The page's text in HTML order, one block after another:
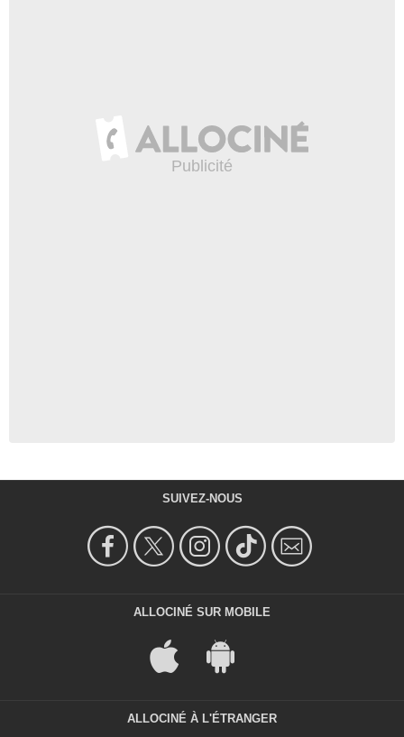
SUIVEZ-NOUS
ALLOCINÉ SUR MOBILE
ALLOCINÉ À L'ÉTRANGER